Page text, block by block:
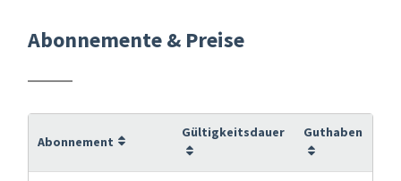
Abonnemente & Preise
Abonnement
Gültigkeitsdauer Guthaben